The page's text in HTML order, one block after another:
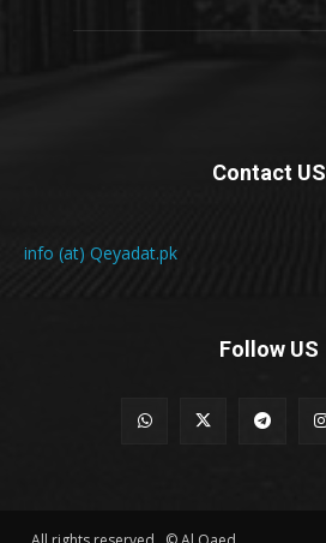
Contact US
info (at) Qeyadat.pk
Follow US